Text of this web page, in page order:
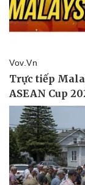
Pháp luật
Vụ án
Tin nóng
Tư vấn luật